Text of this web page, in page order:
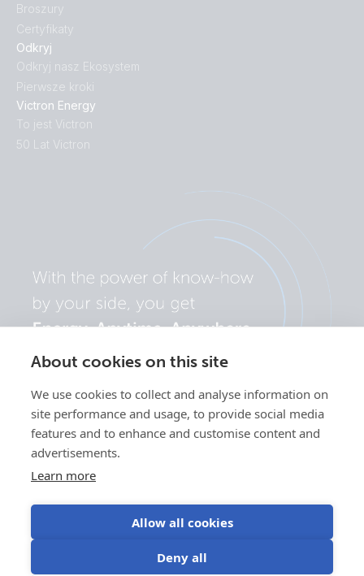
About cookies on this site
We use cookies to collect and analyse information on
site performance and usage, to provide social media
features and to enhance and customise content and
advertisements.
Learn more
Allow all cookies
Deny all
Odkryj
Odkryj nasz Ekosystem
Pierwsze kroki
Victron Energy
To jest Victron
50 Lat Victron
Broszury
Certyfikaty
Polityka
plików cookie
plików cookie